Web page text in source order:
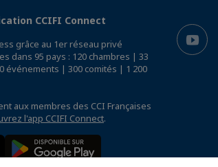
CCIFI Connect
grâce au 1er réseau privé
dans 95 pays : 120 chambres | 33
événements | 300 comités | 1 200
aux membres des CCI Françaises
l'app CCIFI Connect.